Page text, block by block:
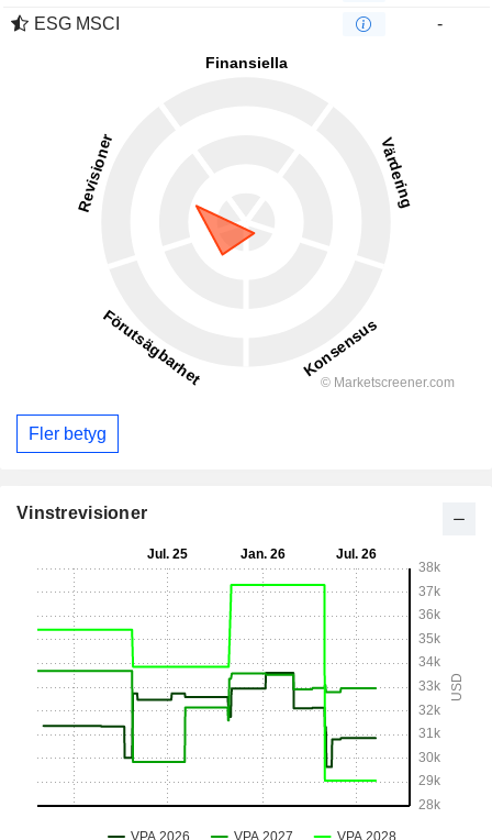
ESG MSCI -
Fler betyg
Vinstrevisioner